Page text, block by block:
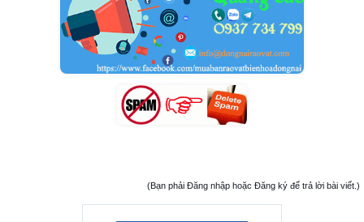
(Bạn phải Đăng nhập hoặc Đăng ký để trả lời bài viết.)